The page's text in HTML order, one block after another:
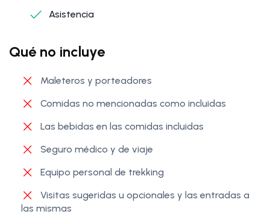
Asistencia
Qué no incluye
Maleteros y porteadores
Comidas no mencionadas como incluidas
Las bebidas en las comidas incluidas
Seguro médico y de viaje
Equipo personal de trekking
Visitas sugeridas u opcionales y las entradas a
las mismas